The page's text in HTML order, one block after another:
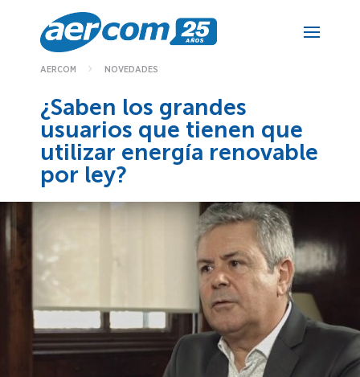
AERCOM NOVEDADES
¿Saben los grandes
usuarios que tienen que
utilizar energía renovable
por ley?